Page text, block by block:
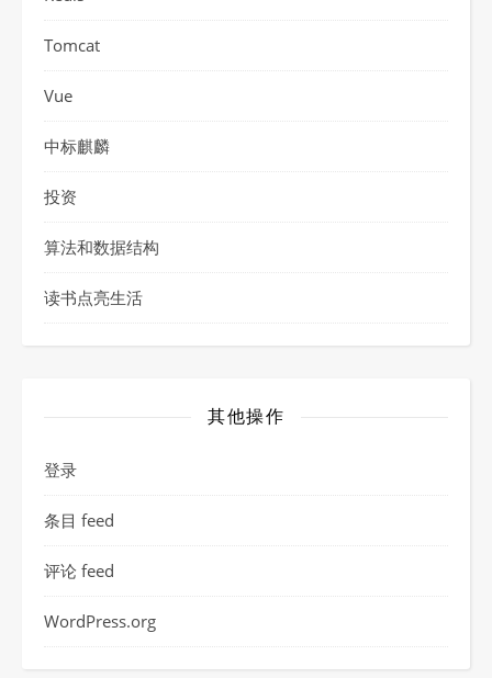
Tomcat
Vue
中标麒麟
投资
算法和数据结构
读书点亮生活
其他操作
登录
条目 feed
评论 feed
WordPress.org